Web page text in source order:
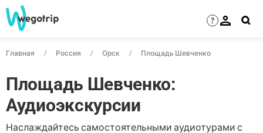
?
Главная Россия Орск Площадь Шевченко
Площадь Шевченко:
Аудиоэкскурсии
Наслаждайтесь самостоятельными аудиотурами с